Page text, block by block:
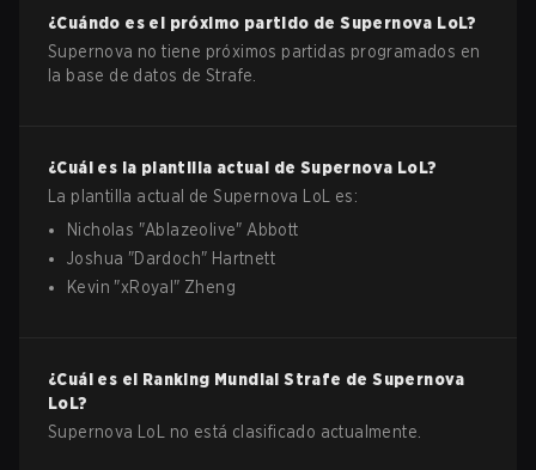
¿Cuándo es el próximo partido deSupernova LoL?
Supernova no tiene próximos partidas programados en
la base de datos de Strafe.
¿Cuál es la plantilla actual de Supernova LoL?
La plantilla actual deSupernova LoL
es:
Nicholas "Ablazeolive" Abbott
Joshua "Dardoch" Hartnett
Kevin "xRoyal " Zheng
¿Cuál es el Ranking Mundial Strafe deSupernova
LoL?
Supernova LoL no está clasificado actualmente.